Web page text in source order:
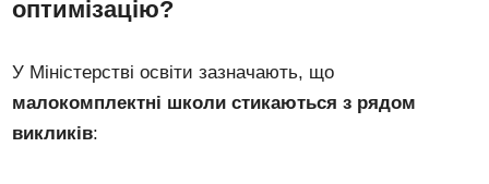
оптимізацію?
У Міністерстві освіти зазначають, що
малокомплектні школи стикаються з рядом
викликів: